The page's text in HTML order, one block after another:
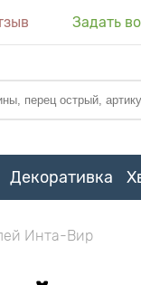
Задать
Декоративка
Инта-Вир